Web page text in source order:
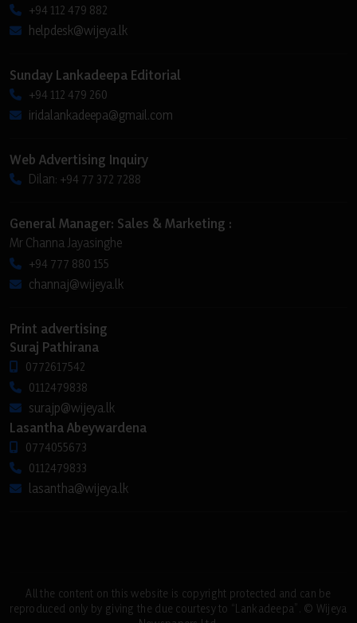
+94 112 479 882
helpdesk@wijeya.lk
Sunday Lankadeepa Editorial
+94 112 479 260
iridalankadeepa@gmail.com
Web Advertising Inquiry
Dilan: +94 77 372 7288
General Manager: Sales & Marketing :
Mr Channa Jayasinghe
+94 777 880 155
channaj@wijeya.lk
Print advertising
Suraj Pathirana
0772617542
0112479838
surajp@wijeya.lk
Lasantha Abeywardena
0774055673
0112479833
lasantha@wijeya.lk
All the content on this website is copyright protected and can be
reproduced only by giving the due courtesy to “Lankadeepa”. © Wijeya